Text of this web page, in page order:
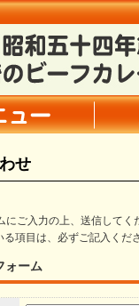
せ
にご入力の上、送信してく
項目は、必ずご記入くださ
ォーム